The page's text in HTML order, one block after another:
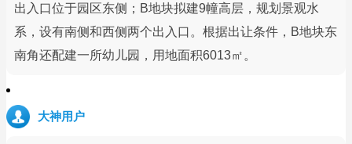
出入口位于园区东侧；B地块拟建9幢高层，规划景观水
系，设有南侧和西侧两个出入口。根据出让条件，B地块东
南角还配建一所幼儿园，用地面积6013㎡。
大神用户